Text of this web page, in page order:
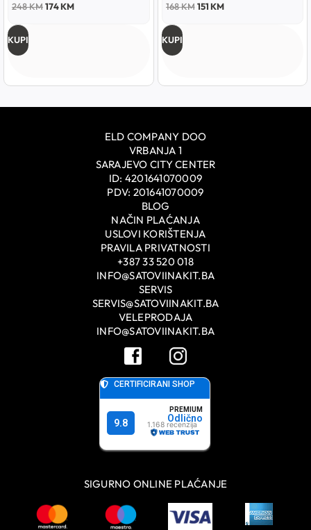
248KM174KM
KUPI
168KM 151KM
KUPI
ELD COMPANY DOO
VRBANJA 1
SARAJEVO CITY CENTER
ID: 4201641070009
PDV: 201641070009
BLOG
NAČIN PLAĆANJA
USLOVI KORIŠTENJA
PRAVILA PRIVATNOSTI
+387 33 520 018
INFO@SATOVIINAKIT.BA
SERVIS
SERVIS@SATOVIINAKIT.BA
VELEPRODAJA
INFO@SATOVIINAKIT.BA
SIGURNO ONLINE PLAĆANJE